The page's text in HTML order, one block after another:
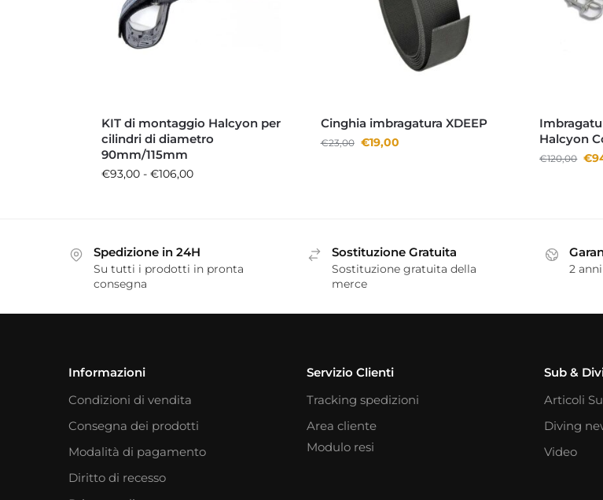
KIT di montaggio Halcyon per
cilindri di diametro
90mm/115mm
€93,00 - €106,00
Cinghia imbragatura XDEEP
€23,00 €19,00
Halcyon
€120,00 €
Spedizione in 24H
Su tutti i prodotti in pronta
consegna
Sostituzione Gratuita
Sostituzione gratuita della
merce
2
Informazioni
Condizioni di vendita
Consegna dei prodotti
Modalità di pagamento
Diritto di recesso
Servizio Clienti
Tracking spedizioni
Area cliente
Modulo resi
Sub &
Articoli
Diving
Video